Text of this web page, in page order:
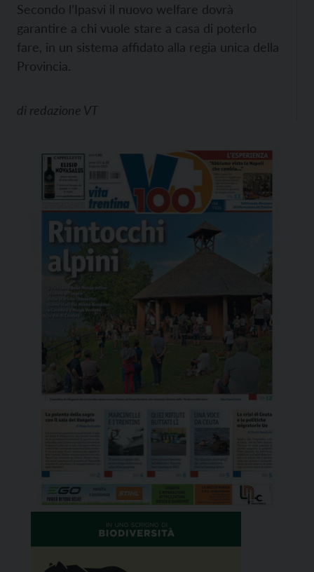
Secondo l’Ipasvi il nuovo welfare dovrà
garantire a chi vuole stare a casa di poterlo
fare, in un sistema affidato alla regia unica della
Provincia.
di redazione VT